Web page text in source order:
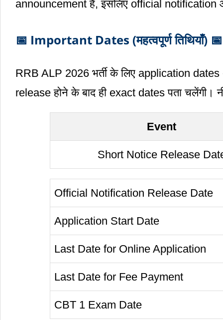
announcement है, इसलिए official notification
📅 Important Dates (महत्वपूर्ण तिथियाँ) 📅
RRB ALP 2026 भर्ती के लिए application
release होने के बाद ही exact dates पता चलेंगी।
Event
Short Notice Release
Official Notification Release Date
Application Start Date
Last Date for Online Application
Last Date for Fee Payment
CBT 1 Exam Date